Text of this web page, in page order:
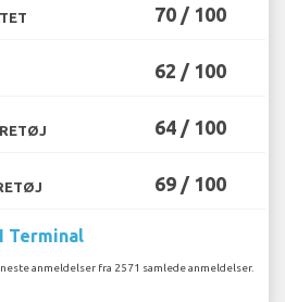
70 / 100
62 / 100
64 / 100
69 / 100
I Terminal
anmeldelser fra 2571 samlede anmeldelser.